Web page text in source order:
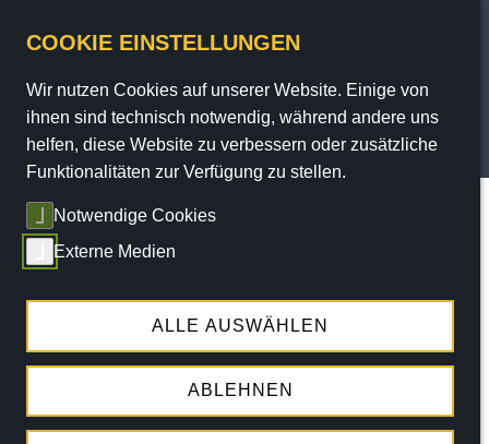
PROGRAMM
TICKETS
SERVICE
THEATER
ENGAGEMENT
Sie sind hier: Home / Programm
20.09.2026 | 12:00 UHR
MONIKA KAMPMANN
ET LILA HÄTZ OP DER ZUNG - MATINÉE
COOKIE EINSTELLUNGEN
Wir nutzen Cookies auf unserer Website. Einige von
ihnen sind technisch notwendig, während andere uns
helfen, diese Website zu verbessern oder zusätzliche
Funktionalitäten zur Verfügung zu stellen.
Notwendige Cookies
Externe Medien
ALLE AUSWÄHLEN
ABLEHNEN